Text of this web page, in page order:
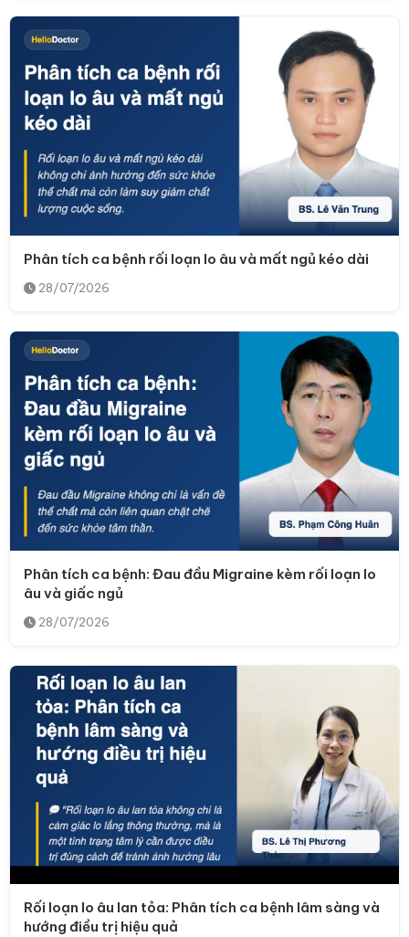
Phân tích ca bệnh rối loạn lo âu và mất ngủ kéo dài
28/07/2026
Phân tích ca bệnh: Đau đầu Migraine kèm rối loạn lo
âu và giấc ngủ
28/07/2026
Rối loạn lo âu lan tỏa: Phân tích ca bệnh lâm sàng và
hướng điều trị hiệu quả